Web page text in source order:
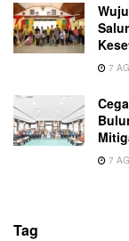
7
7
Tag